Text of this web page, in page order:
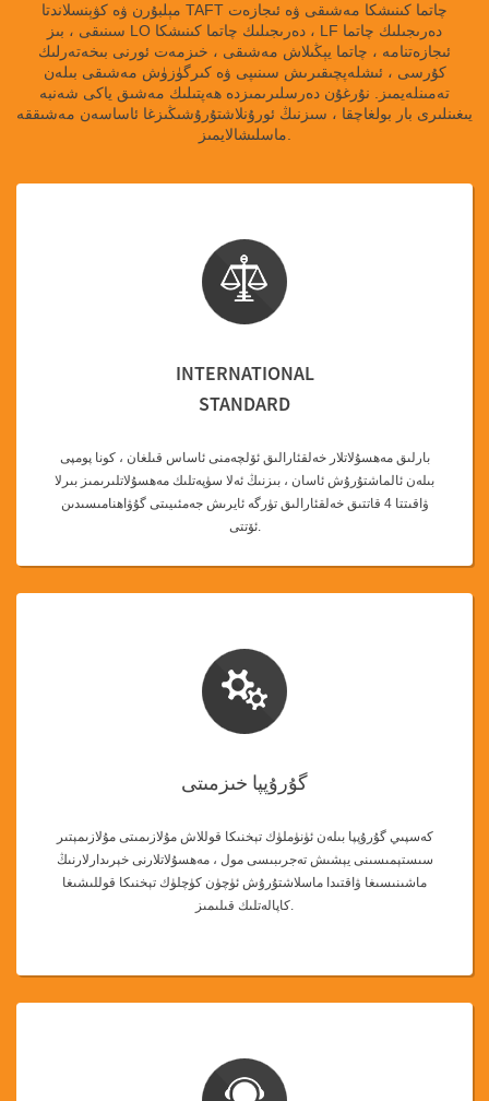
مېلبۇرن ۋە كۋېنسلاندتا TAFT چاتما كىنىشكا مەشىقى ۋە ئىجازەت
سىنىقى ، بىز LO دەرىجىلىك چاتما كىنىشكا ، LF دەرىجىلىك چاتما
ئىجازەتنامە ، چاتما يېڭىلاش مەشىقى ، خىزمەت ئورنى بىخەتەرلىك
كۇرسى ، ئىشلەپچىقىرىش سىنىپى ۋە كىرگۈزۈش مەشىقى بىلەن
تەمىنلەيمىز. نۇرغۇن دەرسلىرىمىزدە ھەپتىلىك مەشىق ياكى شەنبە
يىغىنلىرى بار بولغاچقا ، سىزنىڭ ئورۇنلاشتۇرۇشىڭىزغا ئاساسەن مەشىققە
INTERNATIONAL
STANDARD
بارلىق مەھسۇلاتلار خەلقئارالىق ئۆلچەمنى ئاساس قىلغان ، كونا پومپى
بىلەن ئالماشتۇرۇش ئاسان ، بىزنىڭ ئەلا سۈپەتلىك مەھسۇلاتلىرىمىز بىرلا
ۋاقىتتا 4 قاتتىق خەلقئارالىق تۈرگە ئايرىش جەمئىيىتى گۇۋاھنامىسىدىن
ئۆتتى.
گۇرۇپپا خىزمىتى
كەسپىي گۇرۇپپا بىلەن ئۈنۈملۈك تېخنىكا قوللاش مۇلازىمىتى مۇلازىمېتىر
سىستېمىسىنى يېشىش تەجرىبىسى مول ، مەھسۇلاتلارنى خېرىدارلارنىڭ
ماشىنىسىغا ۋاقتىدا ماسلاشتۇرۇش ئۈچۈن كۈچلۈك تېخنىكا قوللىشىغا
كاپالەتلىك قىلىمىز.